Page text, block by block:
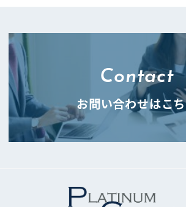
Contact
お問い合わせはこ